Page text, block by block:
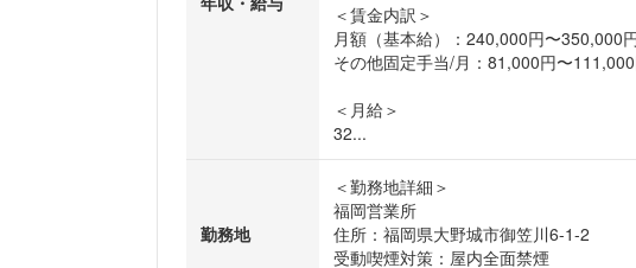
＜賃金内訳＞
月額（基本給）：240,000円〜350,000
その他固定手当/月：81,000円〜
＜月給＞
32...
勤務地
＜勤務地詳細＞
福岡営業所
住所：福岡県大野城市御笠川6-1-2
受動喫煙対策：屋内全面禁煙